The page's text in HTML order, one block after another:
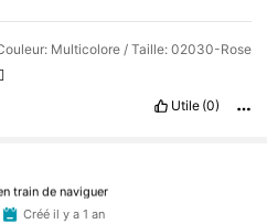
Multicolore / Taille: 02030-Rose
Utile (0)
Créé il y a 1 an